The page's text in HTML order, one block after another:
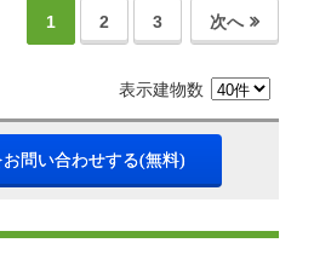
1 2 3 次へ
表示建物数
問い合わせする(無料)